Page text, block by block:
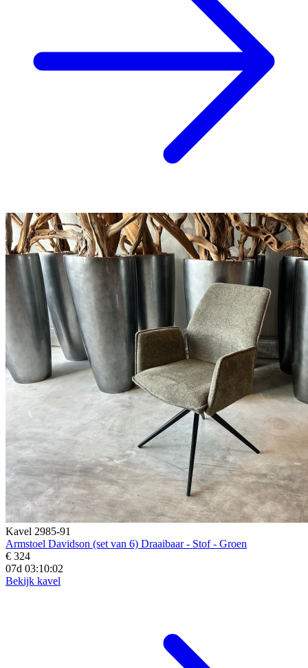
Kavel 2985-91
Armstoel Davidson (set van 6) Draaibaar - Stof - Groen
€ 324
07d 03:10:01
Bekijk kavel